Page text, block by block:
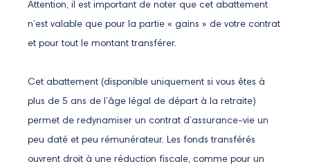
Attention, il est important de noter que cet abattement
n’est valable que pour la partie « gains » de votre contrat
et pour tout le montant transférer.
Cet abattement (disponible uniquement si vous êtes à
plus de 5 ans de l’âge légal de départ à la retraite)
permet de redynamiser un contrat d’assurance-vie un
peu daté et peu rémunérateur. Les fonds transférés
ouvrent droit à une réduction fiscale, comme pour un